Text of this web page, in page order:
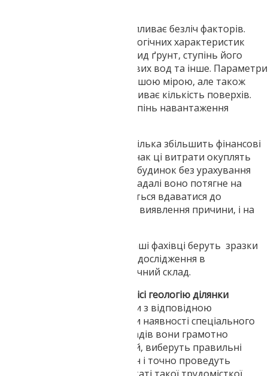
На вибір типу фундаменту впливає безліч факторів.
Особливо сильно вплив геологічних характеристик
території – хімічний склад і вид ґрунт, ступінь його
промерзання, рівень грунтових вод та інше. Параметри
майбутньої будови, хоч і меншою мірою, але також
враховуються. Особливо впливає кількість поверхів.
Адже від цього залежить ступінь навантаження
кілька збільшить фінансові
витрати на будівництво. Однак ці витрати окуплять
себе. Адже якщо побудувати будинок без урахування
геологічних особливостей і надалі воно потягне на
додаткові витрати, і доведеться вдаватися до
комплексних досліджень для виявлення причини, і на
У ході буріння свердловин наші фахівці беруть зразки
грунтових вод, які пройдуть дослідження в
лабораторних умовах на хімічний склад.
В нашому Дніпровському офісі геологію ділянки
виконують інженери-геологи з відповідною
кваліфікацією і досвідом. При наявності спеціального
бурового обладнання і приладів вони грамотно
розроблять послідовність дій, виберуть правильні
місця для буріння свердловин і точно проведуть